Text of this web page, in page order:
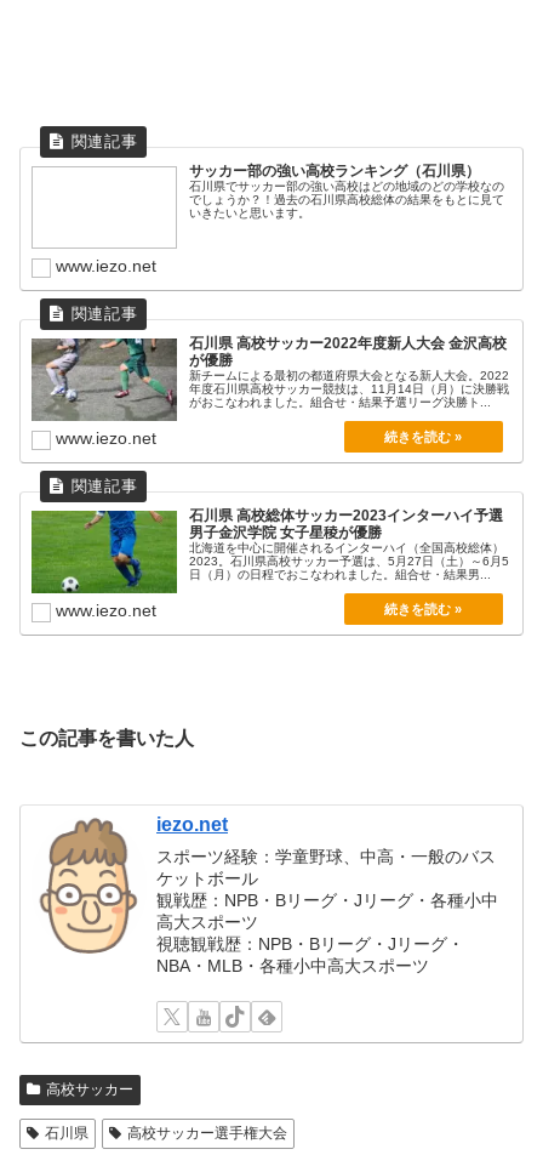
サッカー部の強い高校ランキング（石川県）
石川県でサッカー部の強い高校はどの地域のどの学校なの
でしょうか？！過去の石川県高校総体の結果をもとに見て
いきたいと思います。
www.iezo.net
石川県 高校サッカー2022年度新人大会 金沢高校
が優勝
新チームによる最初の都道府県大会となる新人大会。2022
年度石川県高校サッカー競技は、11月14日（月）に決勝戦
がおこなわれました。組合せ・結果予選リーグ決勝ト...
www.iezo.net
石川県 高校総体サッカー2023インターハイ予選
男子金沢学院 女子星稜が優勝
北海道を中心に開催されるインターハイ（全国高校総体）
2023。石川県高校サッカー予選は、5月27日（土）～6月5
日（月）の日程でおこなわれました。組合せ・結果男...
www.iezo.net
この記事を書いた人
iezo.net
スポーツ経験：学童野球、中高・一般のバス
ケットボール
観戦歴：NPB・Bリーグ・Jリーグ・各種小中
高大スポーツ
視聴観戦歴：NPB・Bリーグ・Jリーグ・
NBA・MLB・各種小中高大スポーツ
高校サッカー
石川県 高校サッカー選手権大会